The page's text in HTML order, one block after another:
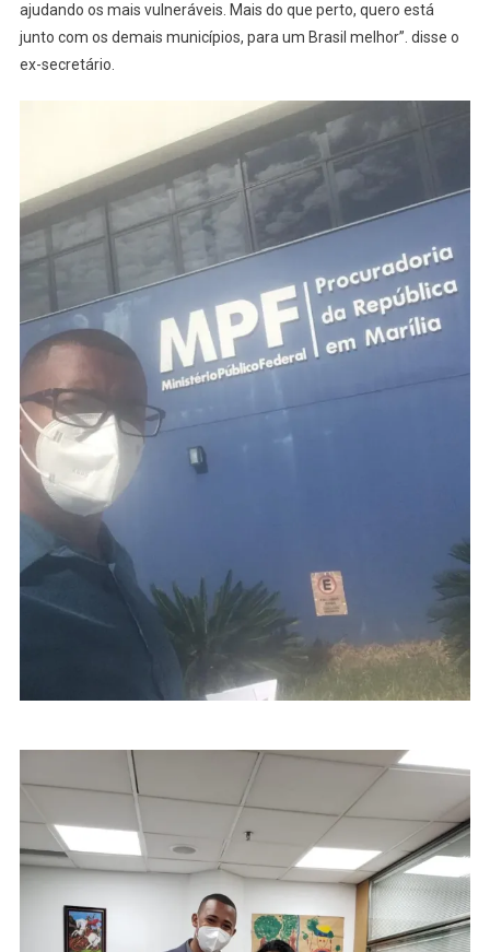
ajudando os mais vulneráveis. Mais do que perto, quero está
junto com os demais municípios, para um Brasil melhor”. disse o
ex-secretário.